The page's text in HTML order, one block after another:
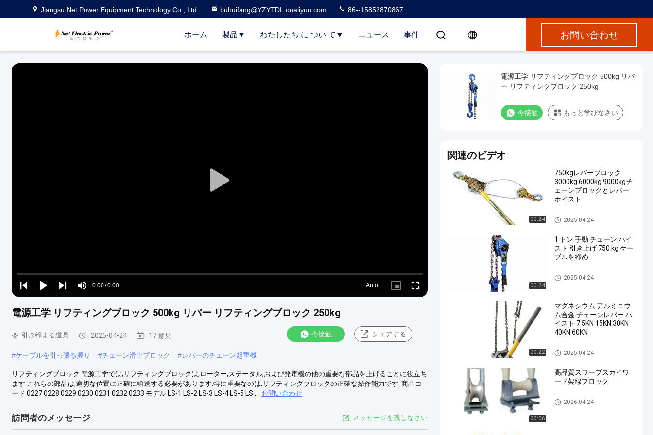
Jiangsu Net Power Equipment Technology Co., Ltd. buhuifang@YZYTDL.onaliyun.com 86--15852870867
ホーム 製品 わたしたち に つい て ニュース 事件 お問い合わせ
Play
Play
Play
Play
Mute
Time
0:00/0:00
Loaded:
0%
Auto
Picture- Fullscreen
電源工学 リフティングブロック 500kg リバー リフティングブロック 250kg
引き締まる道具 2025-04-24 17 意見 今接触 シェアする
#ケーブルを引っ張る握り #チェーン滑車ブロック #レバーのチェーン起重機
リフティングブロック 電源工学では,リフティングブロックは,ローター,ステータル,および発電機の他の重要な部品を上げることに役立ち
ます.これらの部品は,適切な位置に正確に輸送する必要があります.特に重要なのは,リフティングブロックの正確な操作能力です. 商品コ
ード 0227 0228 0229 0230 0231 0232 0233 モデル LS-1 LS-2 LS-3 LS-4 LS-5 LS....
お問い合わせ
訪問者のメッセージ メッセージを残しなさい
電源工学 リフティングブロック 500kg リバ
ー リフティングブロック 250kg
今接触 もっと学びなさい
関連のビデオ
00:24
750kgレバーブロック
3000kg 6000kg 9000kgチ
ェーンブロックとレバー
ホイスト
Lever Block
2025-04-24
00:24
1 トン 手動 チェーン ハイ
スト 引き上げ 750 kg ケー
ブルを締め
Lever Block
2025-04-24
00:22
マグネシウム アルミニウ
ム合金 チェーンレバー ハ
イスト 7.5KN 15KN 30KN
40KN 60KN
Lever Block
2025-04-24
00:06
高品質スワーブスカイワ
ード架線ブロック
Conductor Stringing Blocks
2026-04-24